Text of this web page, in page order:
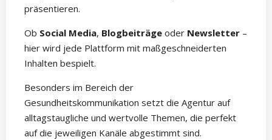
präsentieren.
Ob Social Media, Blogbeiträge oder Newsletter –
hier wird jede Plattform mit maßgeschneiderten
Inhalten bespielt.
Besonders im Bereich der
Gesundheitskommunikation setzt die Agentur auf
alltagstaugliche und wertvolle Themen, die perfekt
auf die jeweiligen Kanäle abgestimmt sind.